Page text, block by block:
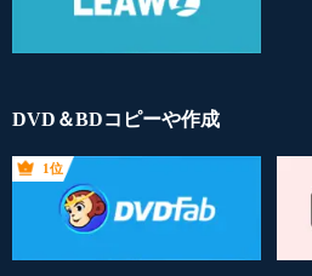
DVD＆BDコピーや作成
1位